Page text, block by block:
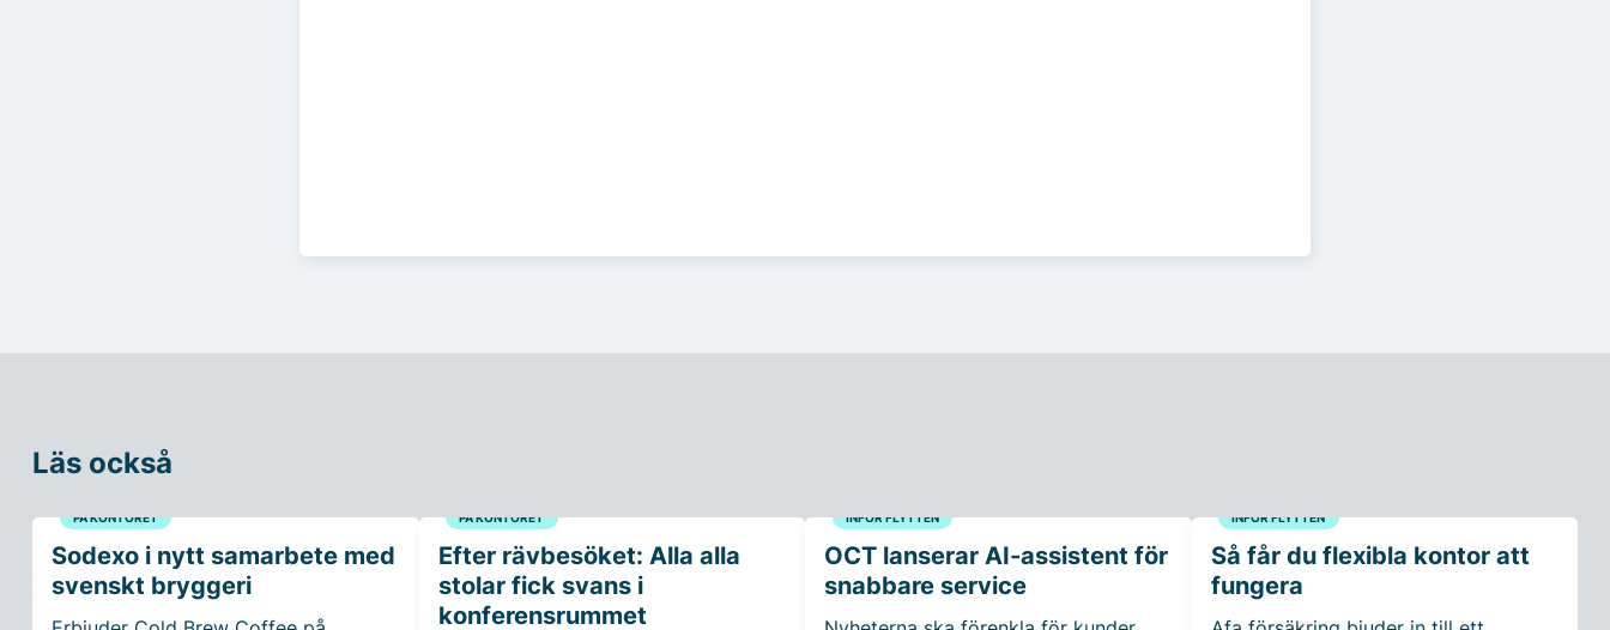
Läs också
PÅ KONTORET
Sodexo i nytt samarbete med
svenskt bryggeri
PÅ KONTORET
Efter rävbesöket: Alla alla
stolar fick svans i
konferensrummet
INFÖR FLYTTEN
OCT lanserar AI-assistent för
snabbare service
INFÖR FLYTTEN
Så får du flexibla kontor att
fungera